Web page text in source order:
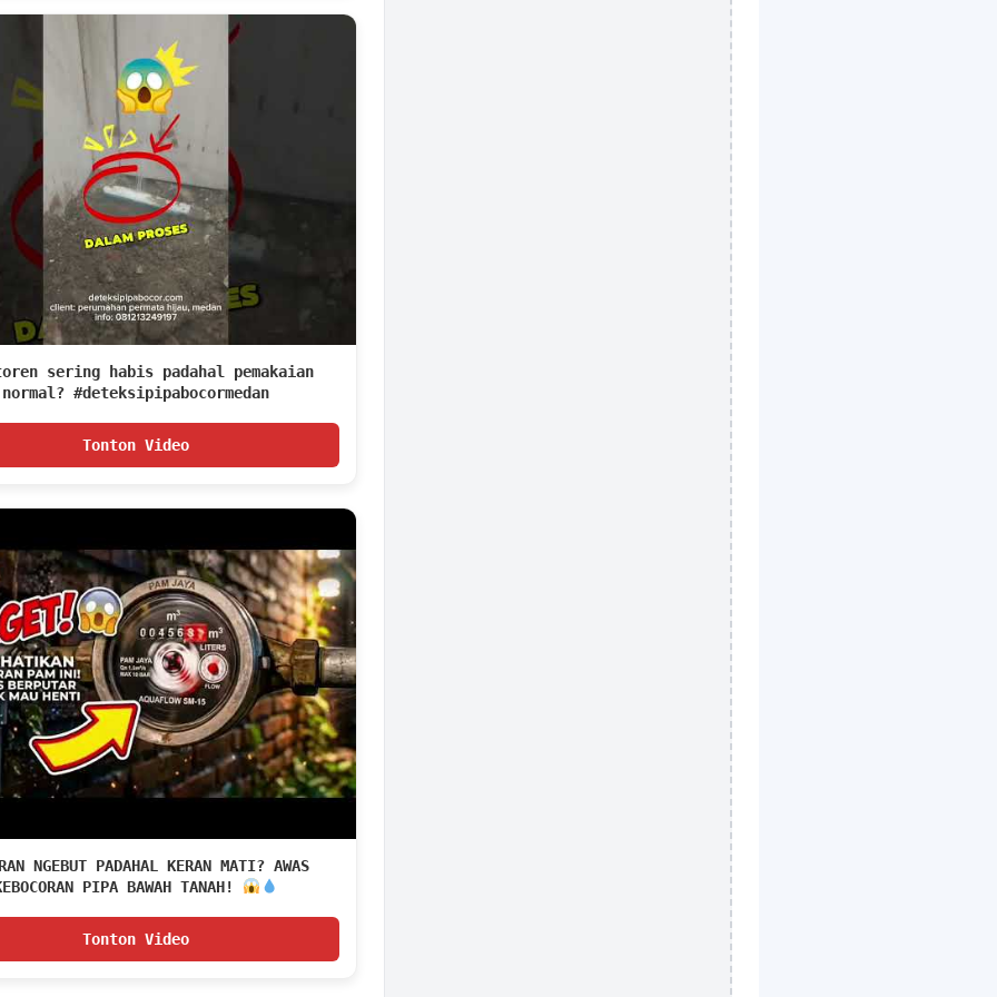
sering habis padahal pemakaian
normal? #deteksipipabocormedan
Tonton Video
NGEBUT PADAHAL KERAN MATI? AWAS
PIPA BAWAH TANAH!
Tonton Video